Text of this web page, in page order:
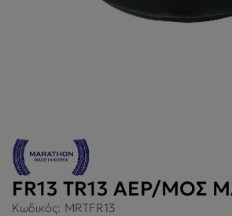
FR13 TR13 ΑΕΡ/ΜΟΣ
Κωδικός: MRTFR13